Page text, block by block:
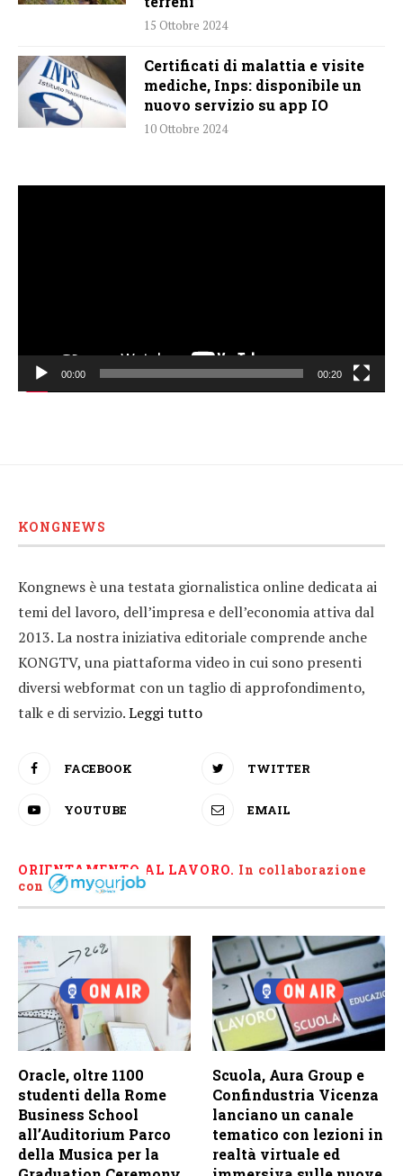
15 Ottobre 2024
Certificati di malattia e visite
mediche, Inps: disponibile un
nuovo servizio su app IO
10 Ottobre 2024
00:00 00:20
KONGNEWS
Kongnews è una testata giornalistica online dedicata ai
temi del lavoro, dell’impresa e dell’economia attiva dal
2013. La nostra iniziativa editoriale comprende anche
KONGTV, una piattaforma video in cui sono presenti
diversi webformat con un taglio di approfondimento,
talk e di servizio.Leggi tutto
FACEBOOK TWITTER
YOUTUBE EMAIL
ORIENTAMENTO AL LAVORO. In collaborazione
con
Oracle, oltre 1100
studenti della Rome
Business School
all’Auditorium Parco
della Musica per la
Scuola, Aura Group e
Confindustria Vicenza
lanciano un canale
tematico con lezioni in
realtà virtuale ed